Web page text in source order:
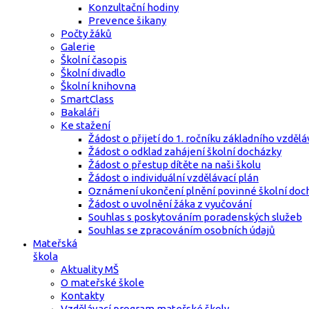
Konzultační hodiny
Prevence šikany
Počty žáků
Galerie
Školní časopis
Školní divadlo
Školní knihovna
SmartClass
Bakaláři
Ke stažení
Žádost o přijetí do 1. ročníku základního
Žádost o odklad zahájení školní docházky
Žádost o přestup dítěte na naši školu
Žádost o individuální vzdělávací plán
Oznámení ukončení plnění povinné školní
Žádost o uvolnění žáka z vyučování
Souhlas s poskytováním poradenských služeb
Souhlas se zpracováním osobních údajů
Mateřská
škola
Aktuality MŠ
O mateřské škole
Kontakty